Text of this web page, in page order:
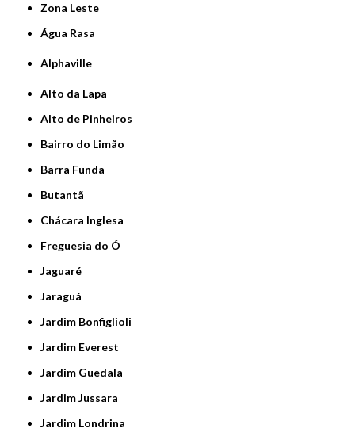
Zona Leste
Água Rasa
Alphaville
Alto da Lapa
Alto de Pinheiros
Bairro do Limão
Barra Funda
Butantã
Chácara Inglesa
Freguesia do Ó
Jaguaré
Jaraguá
Jardim Bonfiglioli
Jardim Everest
Jardim Guedala
Jardim Jussara
Jardim Londrina